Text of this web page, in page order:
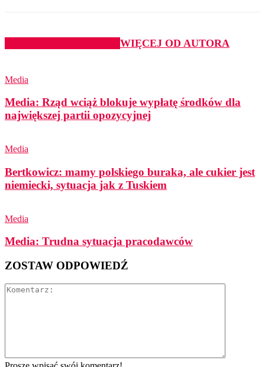
WIĘCEJ OD AUTORA
Media
Media: Rząd wciąż blokuje wypłatę środków dla
największej partii opozycyjnej
Media
Bertkowicz: mamy polskiego buraka, ale cukier jest
niemiecki, sytuacja jak z Tuskiem
Media
Media: Trudna sytuacja pracodawców
ZOSTAW ODPOWIEDŹ